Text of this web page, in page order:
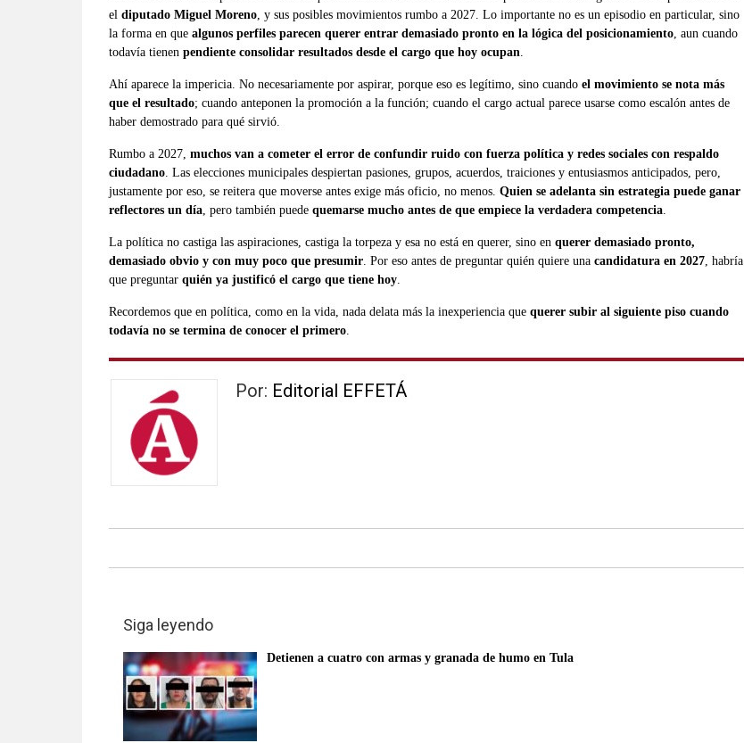
el diputado Miguel Moreno , y sus posibles movimientos rumbo a 2027. Lo importante no es un episodio en particular, sino
la forma en que algunos perfiles parecen querer entrar demasiado pronto en la lógica del posicionamiento , aun cuando
todavía tienen pendiente consolidar resultados desde el cargo que hoy ocupan
Ahí aparece la impericia. No necesariamente por aspirar, porque eso es legítimo, sino cuando el movimiento se nota más
que el resultado; cuando anteponen la promoción a la función; cuando el cargo actual parece usarse como escalón antes de
haber demostrado para qué sirvió.
Rumbo a 2027, muchos van a cometer el error de confundir ruido con fuerza política y redes sociales con respaldo
ciudadano . Las elecciones municipales despiertan pasiones, grupos, acuerdos, traiciones y entusiasmos anticipados, pero,
justamente por eso, se reitera que moverse antes exige más oficio, no menos. Quien se adelanta sin estrategia puede ganar
reflectores un día , pero también puede quemarse mucho antes de que empiece la verdadera competencia
La política no castiga las aspiraciones, castiga la torpeza y esa no está en querer, sino en querer demasiado pronto,
demasiado obvio y con muy poco que presumir . Por eso antes de preguntar quién quiere una candidatura en 2027 , habría
que preguntar quién ya justificó el cargo que tiene hoy
Recordemos que en política, como en la vida, nada delata más la inexperiencia que querer subir al siguiente piso cuando
todavía no se termina de conocer el primero
Por: Editorial EFFETÁ
Siga leyendo
Detienen a cuatro con armas y granada de humo en Tula